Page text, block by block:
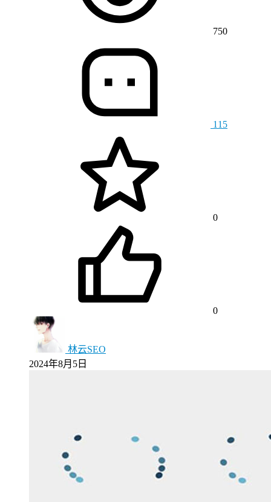
750
115
0
0
林云SEO
2024年8月5日